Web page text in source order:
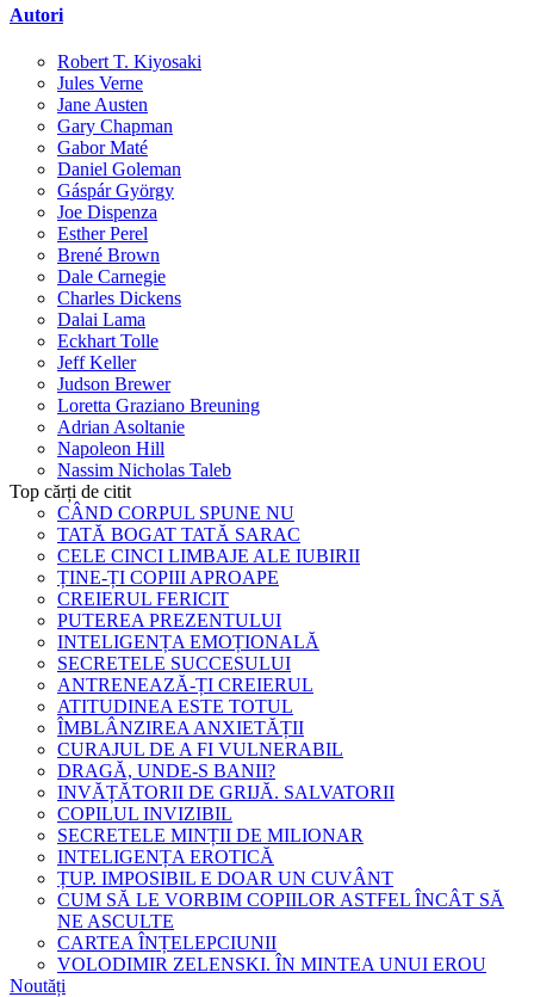
Autori
Robert T. Kiyosaki
Jules Verne
Jane Austen
Gary Chapman
Gabor Maté
Daniel Goleman
Gáspár György
Joe Dispenza
Esther Perel
Brené Brown
Dale Carnegie
Charles Dickens
Dalai Lama
Eckhart Tolle
Jeff Keller
Judson Brewer
Loretta Graziano Breuning
Adrian Asoltanie
Napoleon Hill
Nassim Nicholas Taleb
Top cărți de citit
CÂND CORPUL SPUNE NU
TATĂ BOGAT TATĂ SARAC
CELE CINCI LIMBAJE ALE IUBIRII
ȚINE-ȚI COPIII APROAPE
CREIERUL FERICIT
PUTEREA PREZENTULUI
INTELIGENȚA EMOȚIONALĂ
SECRETELE SUCCESULUI
ANTRENEAZĂ-ȚI CREIERUL
ATITUDINEA ESTE TOTUL
ÎMBLÂNZIREA ANXIETĂȚII
CURAJUL DE A FI VULNERABIL
DRAGĂ, UNDE-S BANII?
INVĂȚĂTORII DE GRIJĂ. SALVATORII
COPILUL INVIZIBIL
SECRETELE MINȚII DE MILIONAR
INTELIGENȚA EROTICĂ
ȚUP. IMPOSIBIL E DOAR UN CUVÂNT
CUM SĂ LE VORBIM COPIILOR ASTFEL ÎNCÂT SĂ
NE ASCULTE
CARTEA ÎNȚELEPCIUNII
VOLODIMIR ZELENSKI. ÎN MINTEA UNUI EROU
Noutăți